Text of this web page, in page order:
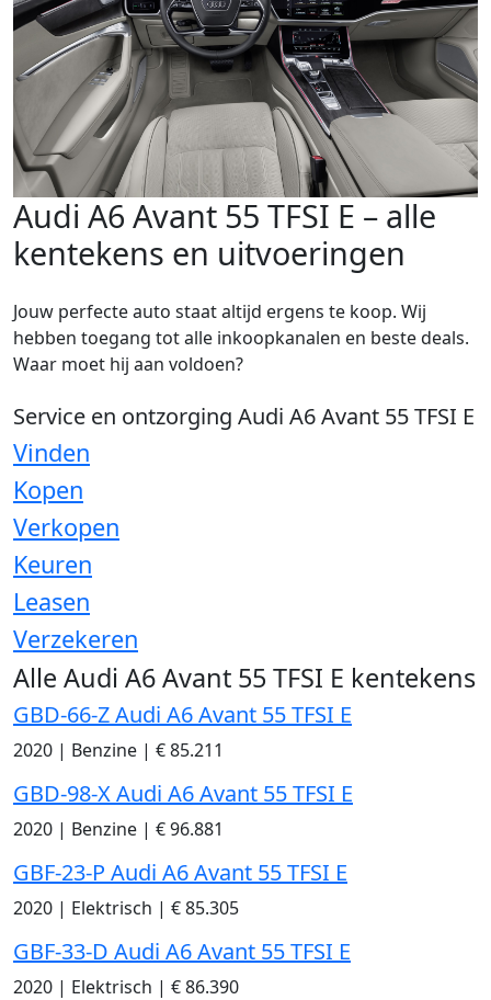
Audi A6 Avant 55 TFSI E – alle
kentekens en uitvoeringen
Jouw perfecte auto staat altijd ergens te koop. Wij
hebben toegang tot alle inkoopkanalen en beste deals.
Waar moet hij aan voldoen?
Service en ontzorging Audi A6 Avant 55 TFSI E
Vinden
Kopen
Verkopen
Keuren
Leasen
Verzekeren
Alle Audi A6 Avant 55 TFSI E kentekens
GBD-66-Z Audi A6 Avant 55 TFSI E
2020 | Benzine | € 85.211
GBD-98-X Audi A6 Avant 55 TFSI E
2020 | Benzine | € 96.881
GBF-23-P Audi A6 Avant 55 TFSI E
2020 | Elektrisch | € 85.305
GBF-33-D Audi A6 Avant 55 TFSI E
2020 | Elektrisch | € 86.390